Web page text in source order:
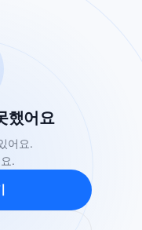
했어요
어요.
.